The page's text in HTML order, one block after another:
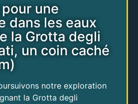
une
dans les eaux
la Grotta degli
un coin caché
notre exploration
la Grotta degli